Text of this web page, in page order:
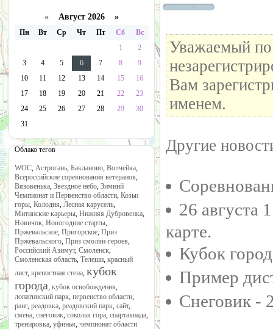
« Август 2026 »
Пн Вт Ср Чт Пт Сб
Вс
1
2
3
4 5 6 7 8
9
10
11 12 13 14 15
16
17
18 19 20 21 22
23
24
25 26 27 28 29
30
31
Облако тегов
WOC, Астрогань, Бакланово, Волчейка,
Всероссийские соревнования ветеранов,
Вязовенька, Звёздное небо, Зимний
Чемпионат и Первенство области, Козьи
горы, Колодня, Лесная карусель,
Митинские карьеры, Нижняя Дубровенка,
Новичок, Новогодние старты,
Пржевальское, Пригорское, Приз
Пржевальского, Приз смолян-героев,
Российский Азимут, Смоленск,
Смоленская область, Телеши, красный
лист, крепостная стена, кубок
города, кубок освобождения,
лопатинский парк, первенство области,
ранг, реадовка, реадовский парк, сайт,
смена, снеговик, соколья гора, спартакиада,
тренировка, уфинья, чемпионат области
Уважаемый
Вам
именем.
Другие
26 августа
карте.
Кубок
Пример
Снеговик -